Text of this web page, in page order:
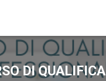
DI QUALIFICA